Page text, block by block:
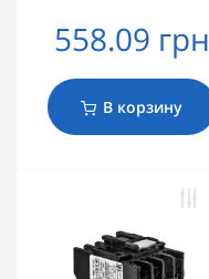
558.09 грн
В корзину